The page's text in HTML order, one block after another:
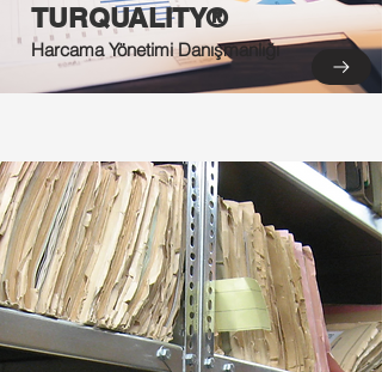
TURQUALITY®
Harcama Yönetimi Danışmanlığı